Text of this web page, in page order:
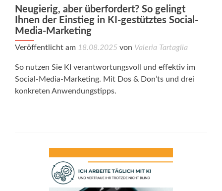
Neugierig, aber überfordert? So gelingt
Ihnen der Einstieg in KI-gestütztes Social-
Media-Marketing
Veröffentlicht am 18.08.2025 von Valeria Tartaglia
So nutzen Sie KI verantwortungsvoll und effektiv im
Social-Media-Marketing. Mit Dos & Don’ts und drei
konkreten Anwendungstipps.